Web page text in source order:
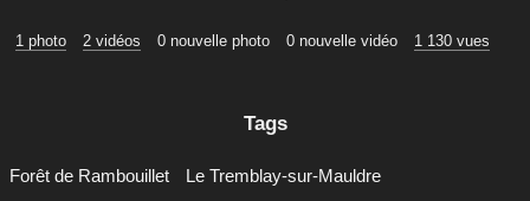
1 photo 2 vidéos 0 nouvelle photo 0 nouvelle vidéo 1 130 vues
Tags
Forêt de Rambouillet Le Tremblay-sur-Mauldre